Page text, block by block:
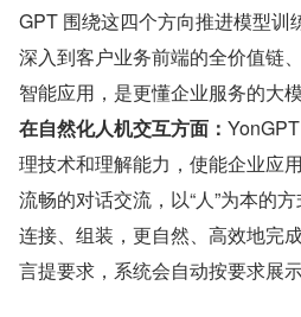
GPT 围绕这四个方向推进模型训
深入到客户业务前端的全价值链
智能应用，是更懂企业服务的大模
在自然化人机交互方面：
理技术和理解能力，使能企业应
流畅的对话交流，以“人”为本的
连接、组装，更自然、高效地完
言提要求，系统会自动按要求展